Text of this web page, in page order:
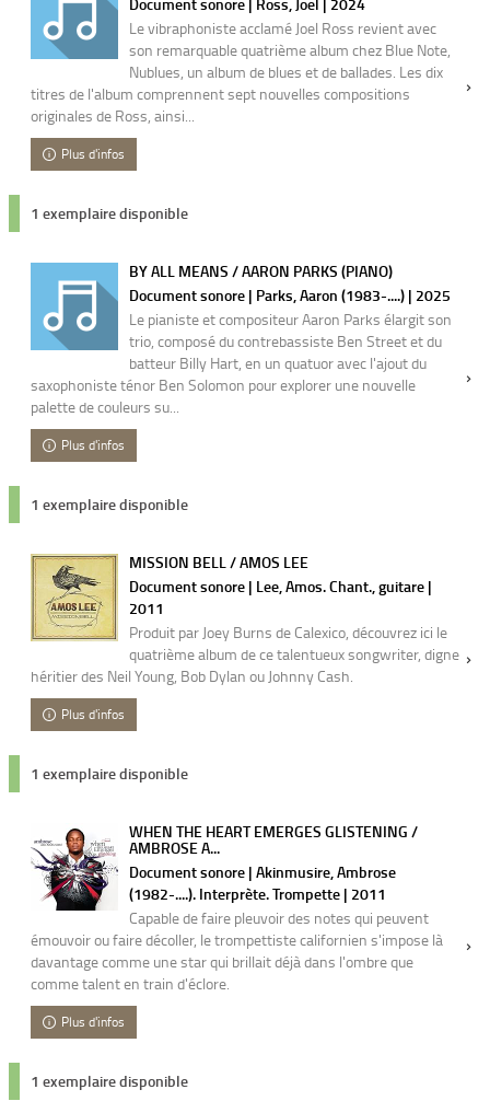
Le vibraphoniste acclamé Joel Ross revient avec
son remarquable quatrième album chez Blue Note,
Nublues, un album de blues et de ballades. Les dix
titres de l'album comprennent sept nouvelles compositions
originales de Ross, ainsi...
Plus d'infos
1 exemplaire disponible
BY ALL MEANS / AARON PARKS (PIANO)
Document sonore | Parks, Aaron (1983-....) | 2025
Le pianiste et compositeur Aaron Parks élargit son
trio, composé du contrebassiste Ben Street et du
batteur Billy Hart, en un quatuor avec l'ajout du
saxophoniste ténor Ben Solomon pour explorer une nouvelle
palette de couleurs su...
Plus d'infos
1 exemplaire disponible
MISSION BELL / AMOS LEE
Document sonore | Lee, Amos. Chant., guitare |
2011
Produit par Joey Burns de Calexico, découvrez ici le
quatrième album de ce talentueux songwriter, digne
héritier des Neil Young, Bob Dylan ou Johnny Cash.
Plus d'infos
1 exemplaire disponible
WHEN THE HEART EMERGES GLISTENING /
AMBROSE A...
Document sonore | Akinmusire, Ambrose
(1982-....). Interprète. Trompette | 2011
Capable de faire pleuvoir des notes qui peuvent
émouvoir ou faire décoller, le trompettiste californien s'impose là
davantage comme une star qui brillait déjà dans l'ombre que
comme talent en train d'éclore.
Plus d'infos
1 exemplaire disponible